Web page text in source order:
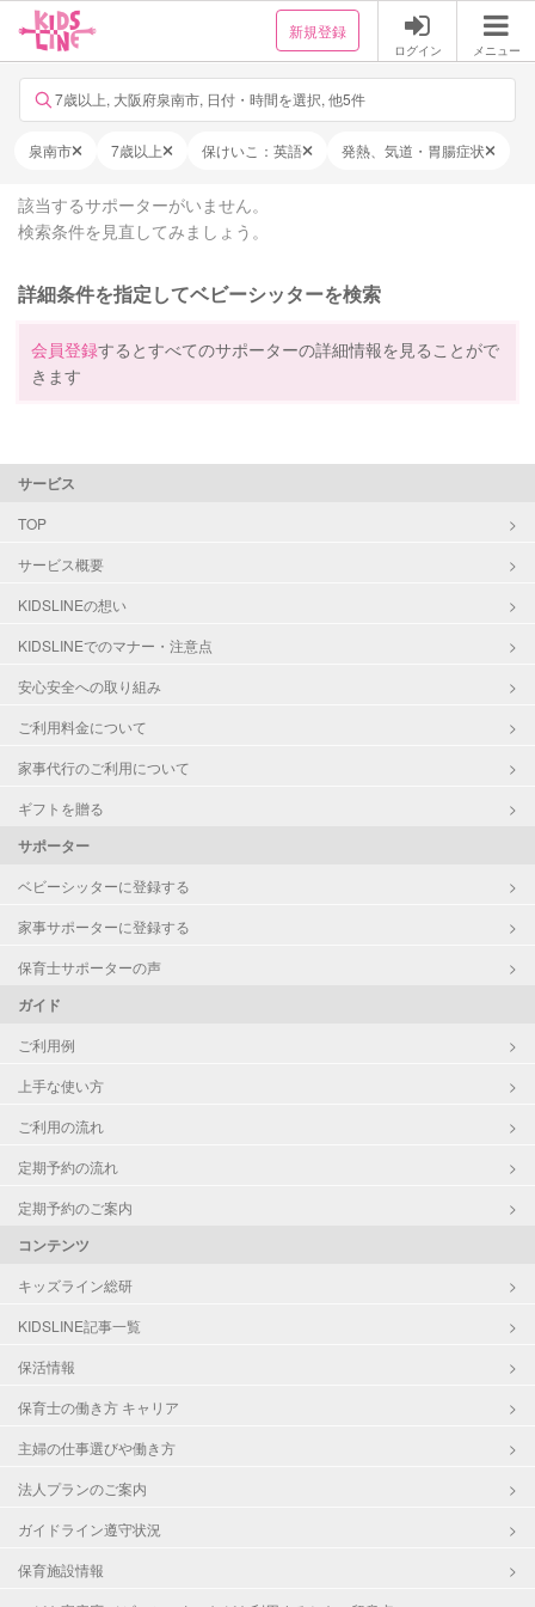
新規登録
ログイン メニュー
7歳以上, 大阪府泉南市, 日付・時間を選択, 他5件
泉南市 7歳以上 保けいこ：英語 発熱、気道・胃腸症状
該当するサポーターがいません。
検索条件を見直してみましょう。
詳細条件を指定してベビーシッターを検索
会員登録するとすべてのサポーターの詳細情報を見ることがで
きます
サービス
TOP
サービス概要
KIDSLINEの想い
KIDSLINEでのマナー・注意点
安心安全への取り組み
ご利用料金について
家事代行のご利用について
ギフトを贈る
サポーター
ベビーシッターに登録する
家事サポーターに登録する
保育士サポーターの声
ガイド
ご利用例
上手な使い方
ご利用の流れ
定期予約の流れ
定期予約のご案内
コンテンツ
キッズライン総研
KIDSLINE記事一覧
保活情報
保育士の働き方 キャリア
主婦の仕事選びや働き方
法人プランのご案内
ガイドライン遵守状況
保育施設情報